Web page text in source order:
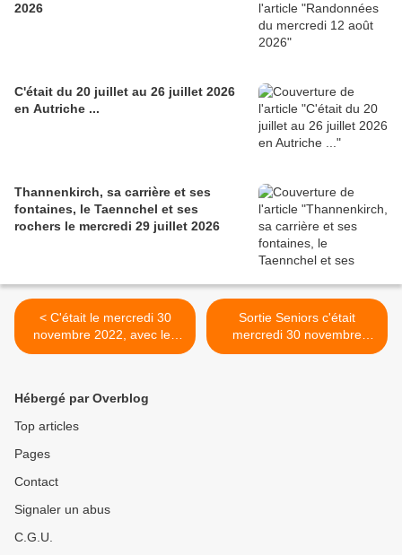
2026
C'était du 20 juillet au 26 juillet 2026
en Autriche ...
Thannenkirch, sa carrière et ses
fontaines, le Taennchel et ses
rochers le mercredi 29 juillet 2026
< C'était le mercredi 30
novembre 2022, avec les
randonneurs, sur les Hauts
Sortie Seniors c'était
mercredi 30 novembre
2022, Niedermorschwihr-
Hébergé par Overblog
Top articles
Pages
Contact
Signaler un abus
C.G.U.